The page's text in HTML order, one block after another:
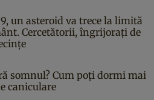
un asteroid va trece la limită
Cercetătorii, îngrijorați de
somnul? Cum poți dormi mai
caniculare